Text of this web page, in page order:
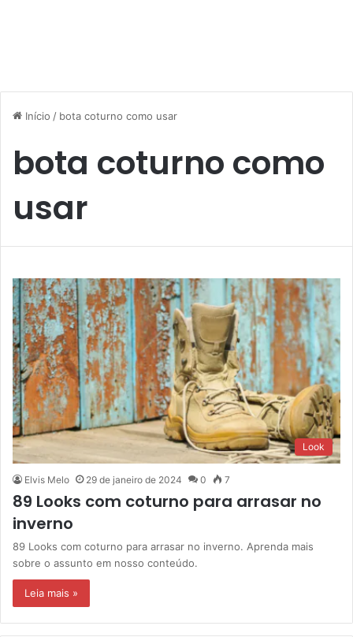
Início / bota coturno como usar
bota coturno como
usar
Look
Elvis Melo 29 de janeiro de 2024 0 7
89 Looks com coturno para arrasar no
inverno
89 Looks com coturno para arrasar no inverno. Aprenda mais
sobre o assunto em nosso conteúdo.
Leia mais »